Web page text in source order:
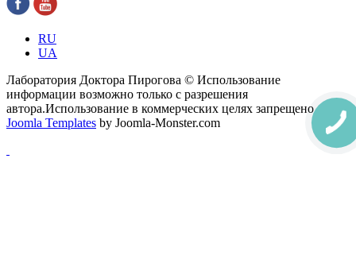
RU
UA
Лаборатория Доктора Пирогова © Использование
информации возможно только с разрешения
автора.Использование в коммерческих целях запрещено.
Joomla Templates by Joomla-Monster.com